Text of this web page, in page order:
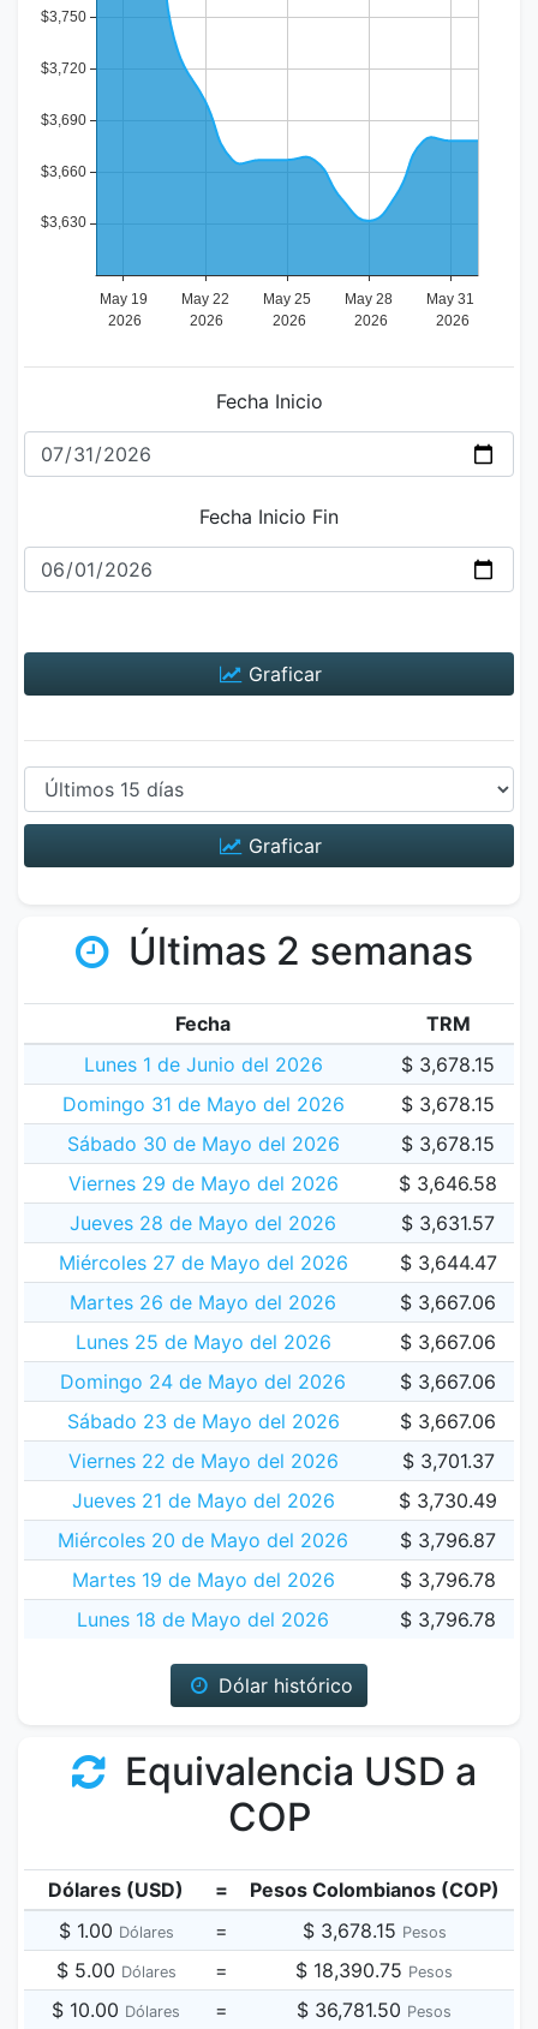
Fecha Inicio
Fecha Inicio Fin
Graficar
Graficar
Últimas 2 semanas
Fecha
TRM
Lunes 1 de Junio del 2026
$ 3,678.15
Domingo 31 de Mayo del 2026
$ 3,678.15
Sábado 30 de Mayo del 2026
$ 3,678.15
Viernes 29 de Mayo del 2026
$ 3,646.58
Jueves 28 de Mayo del 2026
$ 3,631.57
Miércoles 27 de Mayo del 2026
$ 3,644.47
Martes 26 de Mayo del 2026
$ 3,667.06
Lunes 25 de Mayo del 2026
$ 3,667.06
Domingo 24 de Mayo del 2026
$ 3,667.06
Sábado 23 de Mayo del 2026
$ 3,667.06
Viernes 22 de Mayo del 2026
$ 3,701.37
Jueves 21 de Mayo del 2026
$ 3,730.49
Miércoles 20 de Mayo del 2026
$ 3,796.87
Martes 19 de Mayo del 2026
$ 3,796.78
Lunes 18 de Mayo del 2026
$ 3,796.78
Dólar histórico
Equivalencia USD a
COP
Dólares (USD) =
Pesos Colombianos (COP)
$ 1.00 Dólares = $ 3,678.15 Pesos
$ 5.00 Dólares = $ 18,390.75 Pesos
$ 10.00 Dólares = $ 36,781.50 Pesos